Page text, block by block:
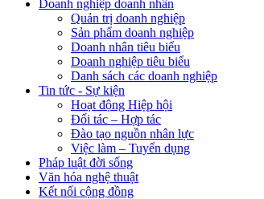
Doanh nghiệp doanh nhân
Quản trị doanh nghiệp
Sản phẩm doanh nghiệp
Doanh nhân tiêu biểu
Doanh nghiệp tiêu biểu
Danh sách các doanh nghiệp
Tin tức - Sự kiện
Hoạt động Hiệp hội
Đối tác – Hợp tác
Đào tạo nguồn nhân lực
Việc làm – Tuyển dụng
Pháp luật đời sống
Văn hóa nghệ thuật
Kết nối cộng đồng